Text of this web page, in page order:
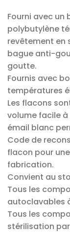
Fourni avec un
polybutylène
revêtement en
bague anti-
goutte.
Fournis avec
températures
Les flacons
volume facile à
émail blanc
Code de
flacon pour
fabrication.
Convient au
Tous les
autoclavables à
Tous les
stérilisation par